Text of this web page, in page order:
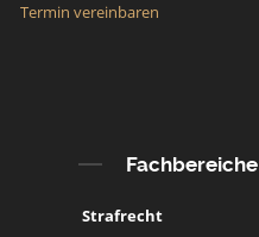
Termin vereinbaren
Fachbereiche
Strafrecht